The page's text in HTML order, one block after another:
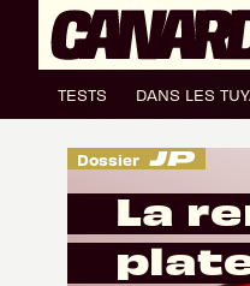
TESTS DANS LES
Dossier
La